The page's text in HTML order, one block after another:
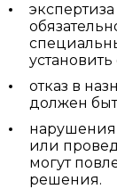
экспертиза
установить
отказ в
должен
нарушения
или
могут
решения.